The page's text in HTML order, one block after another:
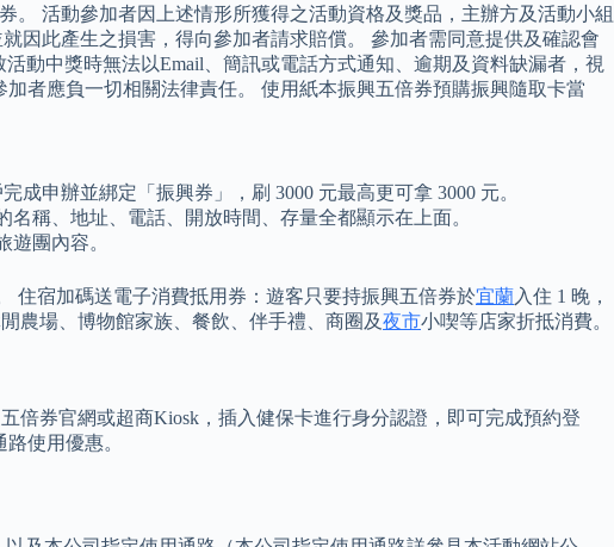
活動參加者因上述情形所獲得之活動資格及獎品，主辦方及活動小組
因此產生之損害，得向參加者請求賠償。 參加者需同意提供及確認會
動中獎時無法以Email、簡訊或電話方式通知、逾期及資料缺漏者，視
者應負一切相關法律責任。 使用紙本振興五倍券預購振興隨取卡當
申辦並綁定「振興券」，刷 3000 元最高更可拿 3000 元。
稱、地址、電話、開放時間、存量全都顯示在上面。
團內容。
住宿加碼送電子消費抵用券：遊客只要持振興五倍券於宜蘭入住 1 晚，
農場、博物館家族、餐飲、伴手禮、商圈及夜市小喫等店家折抵消費。
倍券官網或超商Kiosk，插入健保卡進行身分認證，即可完成預約登
使用優惠。